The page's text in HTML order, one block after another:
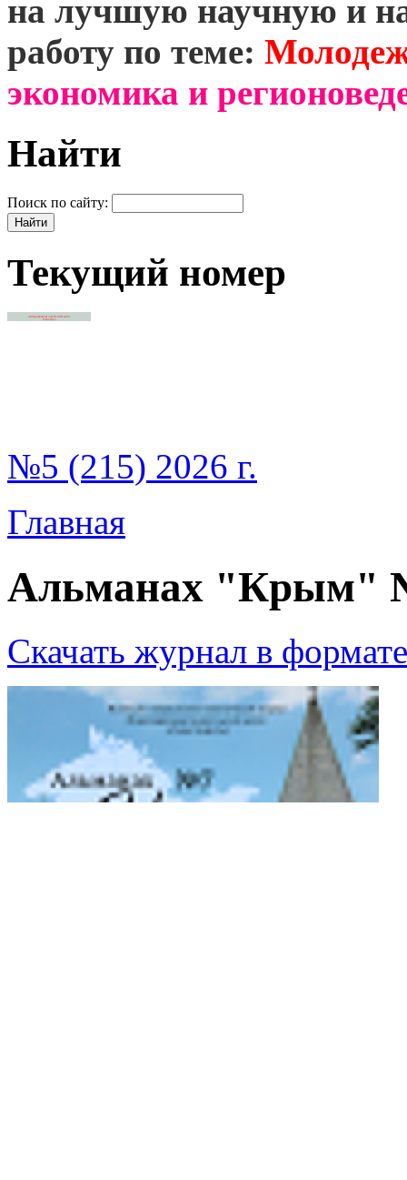
на лучшую научную и
работу по теме:
экономика и
Найти
Поиск по сайту:
Текущий номер
№5 (215) 2026 г.
Главная
Альманах "Крым"
Скачать журнал в